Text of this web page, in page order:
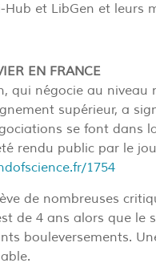
Hub et LibGen et leurs
EN FRANCE
qui négocie au
supérieur, a
se font dans
rendu public par le
1754
de nombreuses
de 4 ans alors que le
bouleversements.